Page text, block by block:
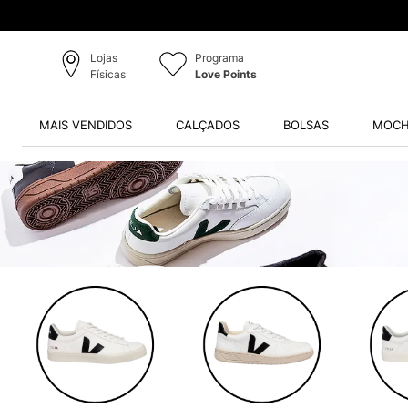
Lojas
Físicas
Programa
Love Points
MAIS VENDIDOS CALÇADOS BOLSAS